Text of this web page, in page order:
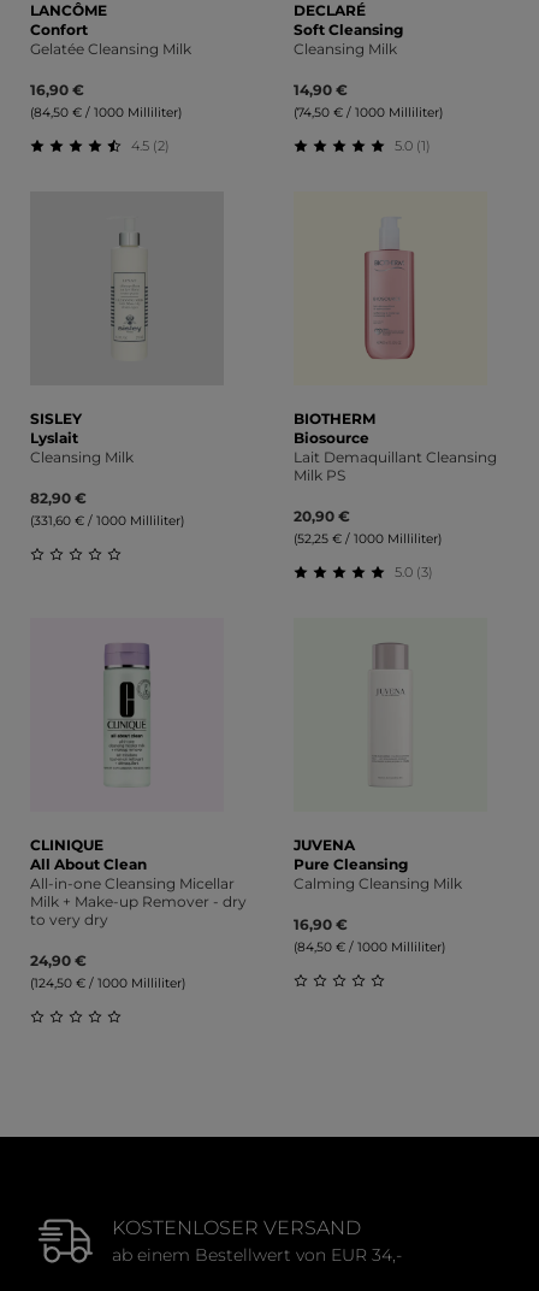
LANCÔME
Confort
Gelatée Cleansing Milk
16,90 €
(84,50 € / 1000 Milliliter)
4.5 (2)
DECLARÉ
Soft Cleansing
Cleansing Milk
14,90 €
(74,50 € / 1000 Milliliter)
5.0 (1)
SISLEY
Lyslait
Cleansing Milk
82,90 €
(331,60 € / 1000 Milliliter)
BIOTHERM
Biosource
Lait Demaquillant Cleansing
Milk PS
20,90 €
(52,25 € / 1000 Milliliter)
5.0 (3)
CLINIQUE
All About Clean
All-in-one Cleansing Micellar
Milk + Make-up Remover - dry
to very dry
24,90 €
(124,50 € / 1000 Milliliter)
JUVENA
Pure Cleansing
Calming Cleansing Milk
16,90 €
(84,50 € / 1000 Milliliter)
KOSTENLOSER VERSAND
ab einem Bestellwert von EUR 34,-